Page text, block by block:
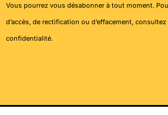
Vous pourrez vous désabonner à tout moment.
d’accès, de rectification ou d’effacement,
confidentialité.